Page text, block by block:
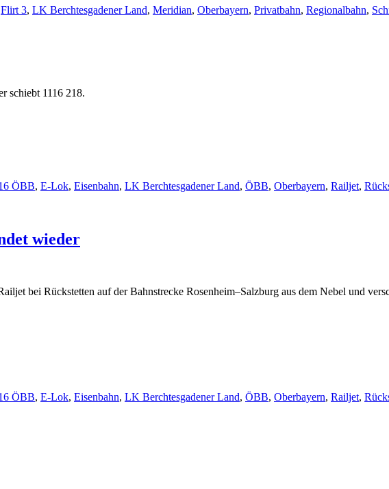
Flirt 3, LK Berchtesgadener Land, Meridian, Oberbayern, Privatbahn, Regionalbahn,
schiebt 1116 218.
ÖBB, E-Lok, Eisenbahn, LK Berchtesgadener Land, ÖBB, Oberbayern, Railjet,
wieder
bei Rückstetten auf der Bahnstrecke Rosenheim–Salzburg aus dem Nebel und
ÖBB, E-Lok, Eisenbahn, LK Berchtesgadener Land, ÖBB, Oberbayern, Railjet,